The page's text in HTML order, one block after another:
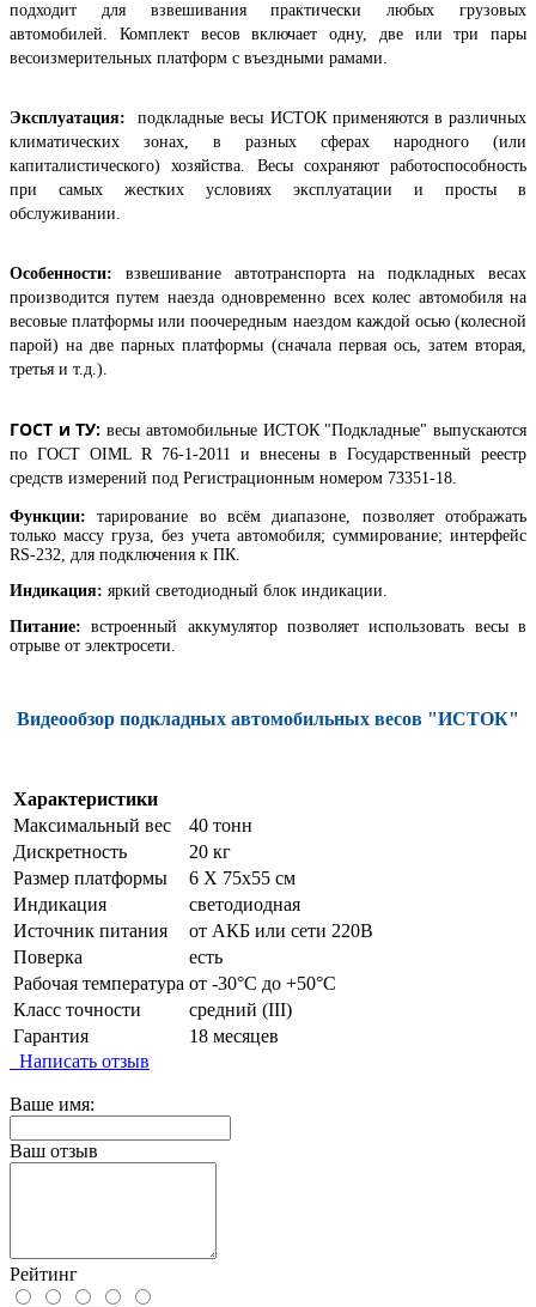
подходит для взвешивания практически любых грузовых
автомобилей. Комплект весов включает одну, две или три пары
весоизмерительных платформ с въездными рамами.
Эксплуатация: подкладные весы ИСТОК применяются в различных
климатических зонах, в разных сферах народного (или
капиталистического) хозяйства. Весы сохраняют работоспособность
при самых жестких условиях эксплуатации и просты в
обслуживании.
Особенности: взвешивание автотранспорта на подкладных весах
производится путем наезда одновременно всех колес автомобиля на
весовые платформы или поочередным наездом каждой осью (колесной
парой) на две парных платформы (сначала первая ось, затем вторая,
третья и т.д.).
ГОСТ и ТУ: весы автомобильные ИСТОК "Подкладные" выпускаются
по ГОСТ OIML R 76-1-2011 и внесены в Государственный реестр
средств измерений под Регистрационным номером 73351-18.
Функции: тарирование во всём диапазоне, позволяет отображать
только массу груза, без учета автомобиля; суммирование; интерфейс
RS-232, для подключения к ПК.
Индикация: яркий светодиодный блок индикации.
Питание: встроенный аккумулятор позволяет использовать весы в
отрыве от электросети.
Видеообзор подкладных автомобильных весов "ИСТОК"
Характеристики
Максимальный вес
40 тонн
Дискретность
20 кг
Размер платформы
6 Х 75х55 см
Индикация
светодиодная
Источник питания
от АКБ или сети 220В
Поверка
есть
Рабочая температура от -30°C до +50°C
Класс точности
средний (III)
Гарантия
18 месяцев
Написать отзыв
Ваше имя:
Ваш отзыв
Рейтинг